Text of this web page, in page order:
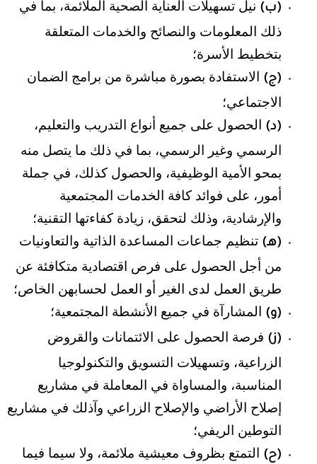
(ب) نيل تسهيلات العناية الصحية الملائمة، بما في
ذلك المعلومات والنصائح والخدمات المتعلقة
بتخطيط الأسرة؛
(ج)
الاستفادة بصورة مباشرة من برامج الضمان
الاجتماعي؛
(د)
الحصول على جميع أنواع التدريب والتعليم،
الرسمي وغير الرسمي، بما في ذلك ما يتصل منه
بمحو الأمية الوظيفية، والحصول كذلك، في جملة
أمور، على فوائد كافة الخدمات المجتمعية
والإرشادية، وذلك لتحقق، زيادة كفاءتها التقنية؛
(هـ) تنظيم جماعات المساعدة الذاتية والتعاونيات
من أجل الحصول على فرص اقتصادية متكافئة عن
طريق العمل لدى الغير أو العمل لحسابهن الخاص؛
(و) المشارآة في جميع الأنشطة المجتمعية؛
(ز) فرصة الحصول على الائتمانات والقروض
الزراعية، وتسهيلات التسويق والتكنولوجيا
المناسبة، والمساواة في المعاملة في مشاريع
إصلاح الأراضي والإصلاح الزراعي وآذلك في مشاريع
التوطين الريفي؛
(ح)
التمتع بظروف معيشية ملائمة، ولا سيما فيما